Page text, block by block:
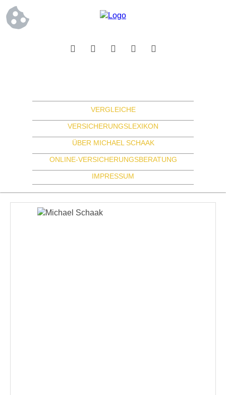
VERGLEICHE
VERSICHERUNGSLEXIKON
ÜBER MICHAEL SCHAAK
ONLINE-VERSICHERUNGSBERATUNG
IMPRESSUM